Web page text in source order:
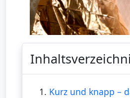
1. Kurz und knapp –